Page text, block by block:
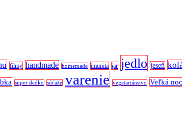
filmy handmade homemade imunita jar jedlo jeseň
super dedko súťaže varenie vegetariánstvo Veľká noc